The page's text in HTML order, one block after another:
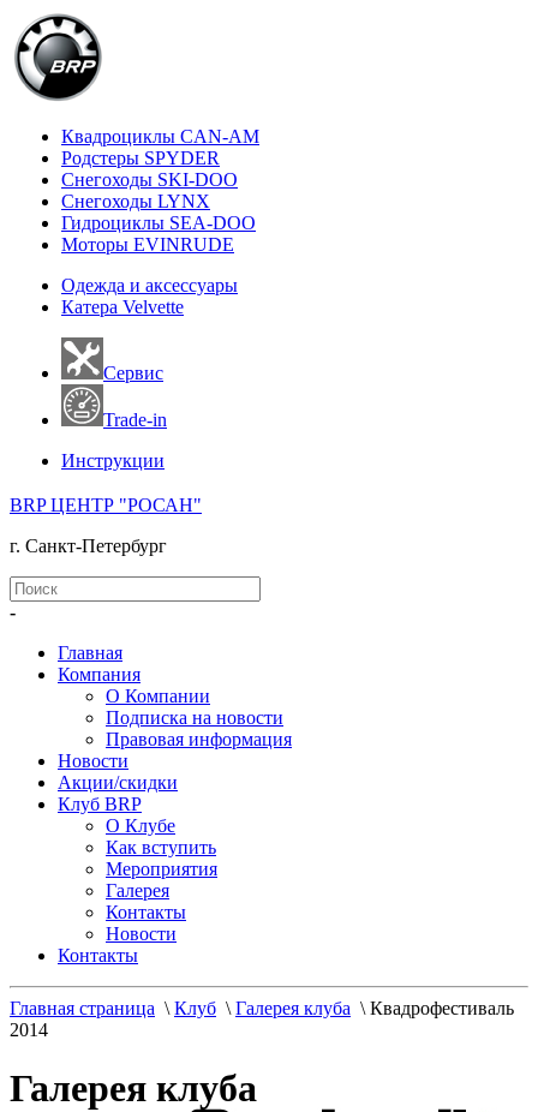
Квадроциклы CAN-AM
Родстеры SPYDER
Снегоходы SKI-DOO
Снегоходы LYNX
Гидроциклы SEA-DOO
Моторы EVINRUDE
Одежда и аксессуары
Катера Velvette
Сервис
Trade-in
Инструкции
BRP ЦЕНТР "РОСАН"
г. Санкт-Петербург
-
Главная
Компания
О Компании
Подписка на новости
Правовая информация
Новости
Акции/скидки
Клуб BRP
О Клубе
Как вступить
Мероприятия
Галерея
Контакты
Новости
Контакты
Главная страница \ Клуб \ Галерея клуба \ Квадрофестиваль
2014
Галерея клуба